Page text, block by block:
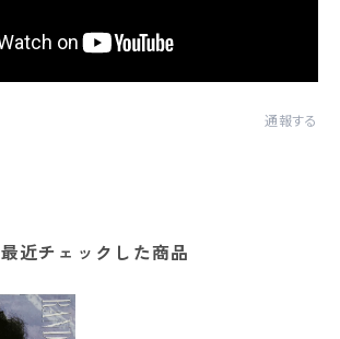
通報する
最近チェックした商品